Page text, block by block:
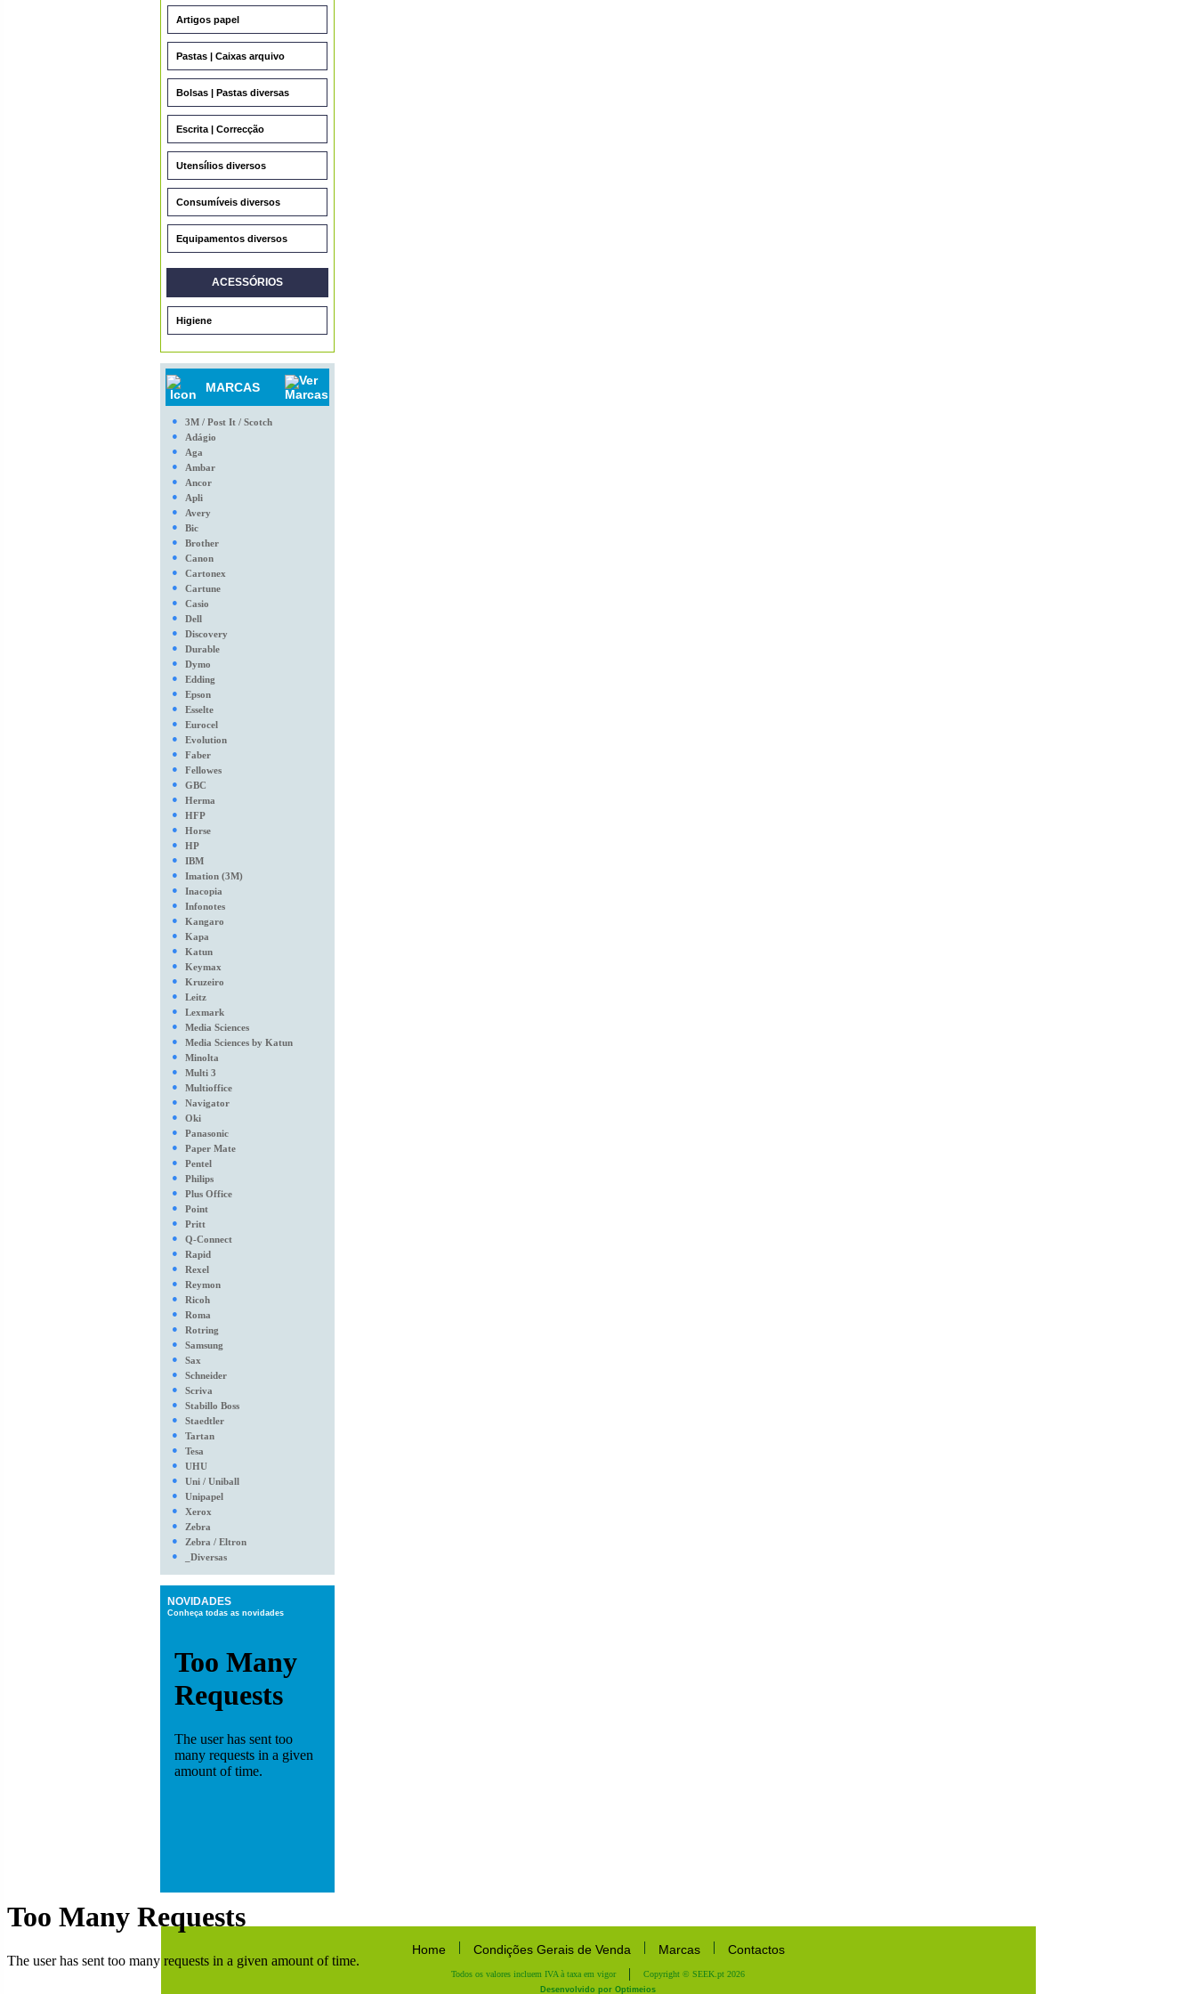
Artigos papel
Pastas | Caixas arquivo
Bolsas | Pastas diversas
Escrita | Correcção
Utensílios diversos
Consumíveis diversos
Equipamentos diversos
ACESSÓRIOS
Higiene
MARCAS
●
3M / Post It / Scotch
●
Adágio
●
Aga
●
Ambar
●
Ancor
●
Apli
●
Avery
●
Bic
●
Brother
●
Canon
●
Cartonex
●
Cartune
●
Casio
●
Dell
●
Discovery
●
Durable
●
Dymo
●
Edding
●
Epson
●
Esselte
●
Eurocel
●
Evolution
●
Faber
●
Fellowes
●
GBC
●
Herma
●
HFP
●
Horse
●
HP
●
IBM
●
Imation (3M)
●
Inacopia
●
Infonotes
●
Kangaro
●
Kapa
●
Katun
●
Keymax
●
Kruzeiro
●
Leitz
●
Lexmark
●
Media Sciences
●
Media Sciences by Katun
●
Minolta
●
Multi 3
●
Multioffice
●
Navigator
●
Oki
●
Panasonic
●
Paper Mate
●
Pentel
●
Philips
●
Plus Office
●
Point
●
Pritt
●
Q-Connect
●
Rapid
●
Rexel
●
Reymon
●
Ricoh
●
Roma
●
Rotring
●
Samsung
●
Sax
●
Schneider
●
Scriva
●
Stabillo Boss
●
Staedtler
●
Tartan
●
Tesa
●
UHU
●
Uni / Uniball
●
Unipapel
●
Xerox
●
Zebra
●
Zebra / Eltron
●
_Diversas
NOVIDADES
Conheça todas as novidades
Home Condições Gerais de Venda Marcas Contactos
Todos os valores incluem IVA à taxa em vigor Copyright © SEEK.pt 2026
Desenvolvido por Optimeios